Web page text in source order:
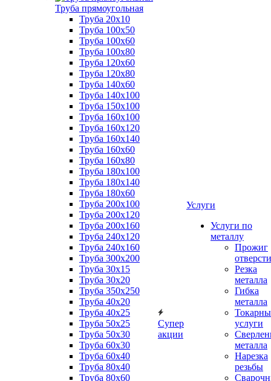
Труба прямоугольная
Труба 20x10
Труба 100x50
Труба 100x60
Труба 100x80
Труба 120x60
Труба 120x80
Труба 140x60
Труба 140x100
Труба 150x100
Труба 160x100
Труба 160x120
Труба 160x140
Труба 160x60
Труба 160x80
Труба 180x100
Труба 180x140
Труба 180x60
Труба 200x100
Труба 200x120
Труба 200x160
Труба 240x120
Труба 240x160
Труба 300x200
Труба 30x15
Труба 30x20
Труба 350x250
Труба 40x20
Труба 40x25
Труба 50x25
Труба 50x30
Труба 60x30
Труба 60x40
Труба 80x40
Труба 80x60
Супер
акции
Услуги
Услуги по
металлу
Прожиг
Резка
металла
Гибка
металла
услуги
металла
Нарезка
резьбы